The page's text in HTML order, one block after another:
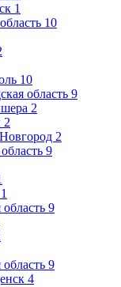
1
10
10
область 9
2
2
2
9
1
9
9
4